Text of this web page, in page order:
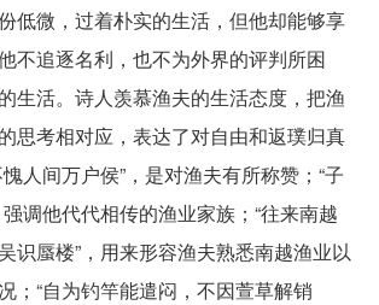
低微，过着朴实的生活，但他却能够享
不追逐名利，也不为外界的评判所困
生活。诗人羡慕渔夫的生活态度，把渔
思考相对应，表达了对自由和返璞归真
人间万户侯”，是对渔夫有所称赞；“子
调他代代相传的渔业家族；“往来南越
识蜃楼”，用来形容渔夫熟悉南越渔业以
；“自为钓竿能遣闷，不因萱草解销